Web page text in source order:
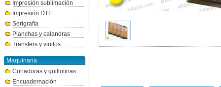
Impresión sublimación
Impresión DTF
Serigrafía
Planchas y calandras
Transfers y vinilos
Maquinaria
Cortadoras y guillotinas
Encuadernación